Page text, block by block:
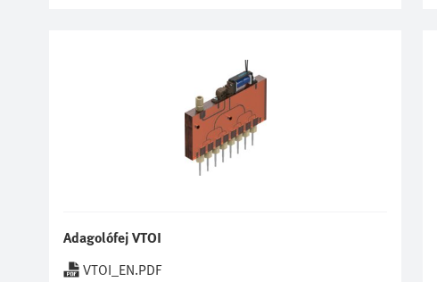
Adagolófej VTOI
VTOI_EN.PDF